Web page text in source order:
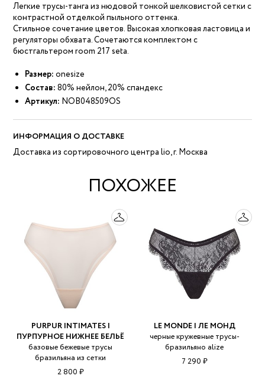
Легкие трусы-танга из нюдовой тонкой шелковистой сетки с
контрастной отделкой пыльного оттенка.
Стильное сочетание цветов. Высокая хлопковая ластовица и
регуляторы обхвата. Сочетаются комплектом с
бюстгальтером room 217 seta.
Размер: onesize
Состав: 80% нейлон, 20% спандекс
Артикул: NOB048509OS
ИНФОРМАЦИЯ О ДОСТАВКЕ
Доставка из сортировочного центра lio, г. Москва
ПОХОЖЕЕ
PURPUR INTIMATES |
ПУРПУРНОЕ НИЖНЕЕ БЕЛЬЁ
базовые бежевые трусы
бразильяна из сетки
2 800 ₽
LE MONDE | ЛЕ МОНД
черные кружевные трусы-
бразильяно alize
7 290 ₽